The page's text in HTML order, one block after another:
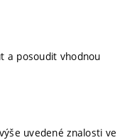
a posoudit vhodnou
uvedené znalosti ve